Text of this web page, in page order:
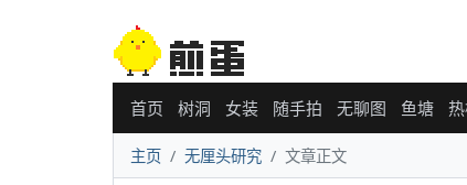
首页 树洞 女装 随手拍 无聊图 鱼塘
主页 无厘头研究 文章正文